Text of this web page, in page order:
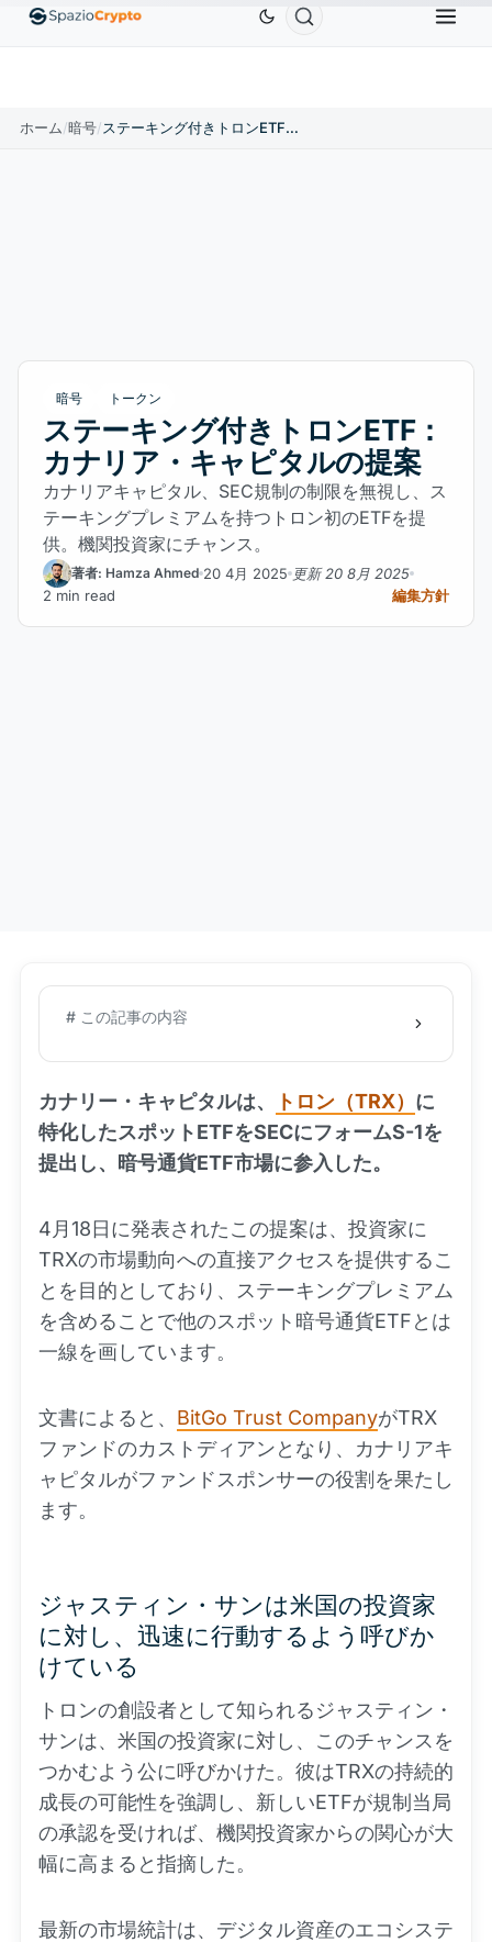
ETH$1,880.58 USDT$0.9991 $586.64
ホーム/暗号/ ステーキング付きトロンETF：カナリア・キャピタルの提案
暗号 トークン
ステーキング付きトロンETF：
カナリア・キャピタルの提案
カナリアキャピタル、SEC規制の制限を無視し、ス
テーキングプレミアムを持つトロン初のETFを提
供。機関投資家にチャンス。
著者: Hamza Ahmed 20 4月 2025 更新 20 8月 2025
2 min read
編集方針
# この記事の内容
カナリー・キャピタルは、 トロン（TRX） に
特化したスポットETFをSECにフォームS-1を
提出し、暗号通貨ETF市場に参入した。
4月18日に発表されたこの提案は、投資家に
TRXの市場動向への直接アクセスを提供するこ
とを目的としており、ステーキングプレミアム
を含めることで他のスポット暗号通貨ETFとは
一線を画しています。
文書によると、 BitGo Trust CompanyがTRX
ファンドのカストディアンとなり、カナリアキ
ャピタルがファンドスポンサーの役割を果たし
ます。
ジャスティン・サンは米国の投資家
に対し、迅速に行動するよう呼びか
けている
トロンの創設者として知られるジャスティン・
サンは、米国の投資家に対し、このチャンスを
つかむよう公に呼びかけた。彼はTRXの持続的
成長の可能性を強調し、新しいETFが規制当局
の承認を受ければ、機関投資家からの関心が大
幅に高まると指摘した。
最新の市場統計は、デジタル資産のエコシステ